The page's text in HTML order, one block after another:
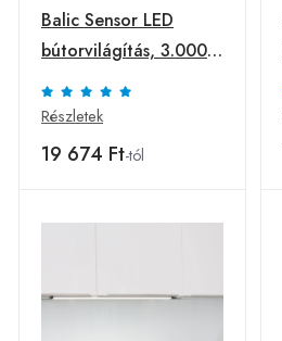
Balic Sensor LED
bútorvilágítás, 3.000
K, hossza 80 cm
Részletek
19 674 Ft-tól